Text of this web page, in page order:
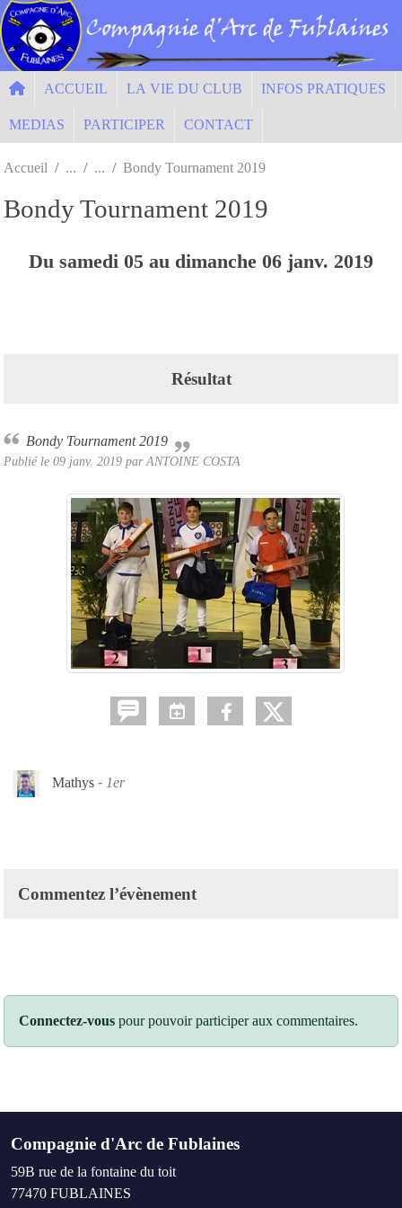
ACCUEIL LA VIE DU CLUB INFOS PRATIQUES
MEDIAS PARTICIPER CONTACT
Accueil Bondy Tournament 2019
Bondy Tournament 2019
Du samedi 05 au dimanche 06 janv. 2019
Résultat
Bondy Tournament 2019
Publié le 09 janv. 2019 par ANTOINE COSTA
Mathys 1er
Commentez l’évènement
Connectez-vous pour pouvoir participer aux commentaires.
Compagnie d'Arc de Fublaines
59B rue de la fontaine du toit
77470 FUBLAINES
Panneau de gestion des cookies